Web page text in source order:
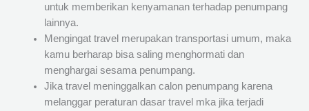
untuk memberikan kenyamanan terhadap penumpang
lainnya.
Mengingat travel merupakan transportasi umum, maka
kamu berharap bisa saling menghormati dan
menghargai sesama penumpang.
Jika travel meninggalkan calon penumpang karena
melanggar peraturan dasar travel mka jika terjadi